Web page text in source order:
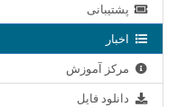
پشتیبانی
اخبار
مرکز آموزش
دانلود فایل